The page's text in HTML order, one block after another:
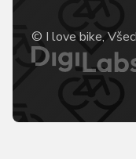
© I love bike,